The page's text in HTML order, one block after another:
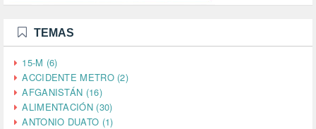
TEMAS
15-M (6)
ACCIDENTE METRO (2)
AFGANISTÁN (16)
ALIMENTACIÓN (30)
ANTONIO DUATO (1)